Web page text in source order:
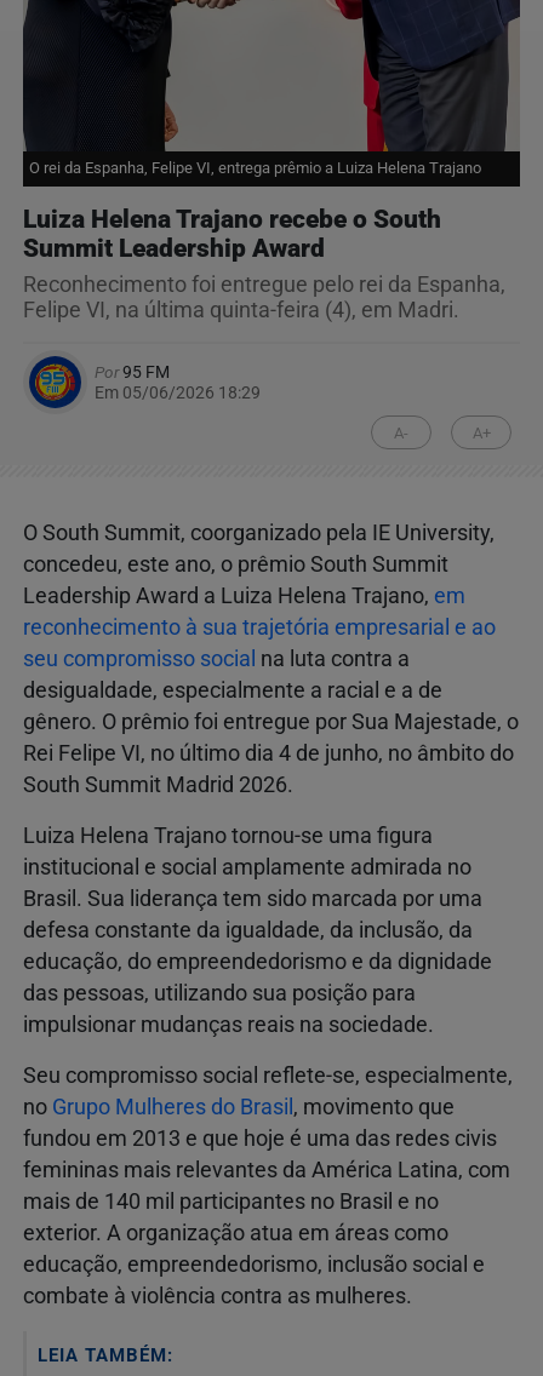
O rei da Espanha, Felipe VI, entrega prêmio a Luiza Helena Trajano
Luiza Helena Trajano recebe o South
Summit Leadership Award
Reconhecimento foi entregue pelo rei da Espanha,
Felipe VI, na última quinta-feira (4), em Madri.
Por95 FM
Em 05/06/2026 18:29
A- A+
O South Summit, coorganizado pela IE University,
concedeu, este ano, o prêmio South Summit
Leadership Award a Luiza Helena Trajano, em
reconhecimento à sua trajetória empresarial e ao
seu compromisso social na luta contra a
desigualdade, especialmente a racial e a de
gênero. O prêmio foi entregue por Sua Majestade, o
Rei Felipe VI, no último dia 4 de junho, no âmbito do
South Summit Madrid 2026.
Luiza Helena Trajano tornou-se uma figura
institucional e social amplamente admirada no
Brasil. Sua liderança tem sido marcada por uma
defesa constante da igualdade, da inclusão, da
educação, do empreendedorismo e da dignidade
das pessoas, utilizando sua posição para
impulsionar mudanças reais na sociedade.
Seu compromisso social reflete-se, especialmente,
no Grupo Mulheres do Brasil , movimento que
fundou em 2013 e que hoje é uma das redes civis
femininas mais relevantes da América Latina, com
mais de 140 mil participantes no Brasil e no
exterior. A organização atua em áreas como
educação, empreendedorismo, inclusão social e
combate à violência contra as mulheres.
LEIA TAMBÉM: